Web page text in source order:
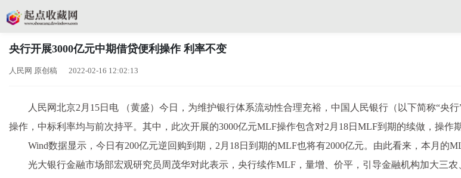
央行开展3000亿元中期借贷便利操作 利率不变
人民网 原创稿 2022-02-16 12:02:13
人民网北京2月15日电 （黄盛）今日，为维护银行体系流动性合理充裕，中国人民银行（以下简称“央
操作，中标利率均与前次持平。其中，此次开展的3000亿元MLF操作包含对2月18日MLF到期的续做，操作
Wind数据显示，今日有200亿元逆回购到期，2月18日到期的MLF也将有2000亿元。由此看来，本月的
光大银行金融市场部宏观研究员周茂华对此表示，央行续作MLF，量增、价平，引导金融机构加大三